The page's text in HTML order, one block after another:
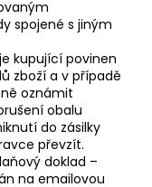
spojené s jiným
kupující povinen
zboží a v případě
oznámit
obalu
do zásilky
převzít.
doklad –
na emailovou